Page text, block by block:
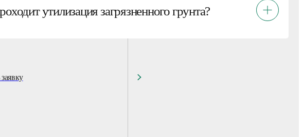
утилизация загрязненного грунта?